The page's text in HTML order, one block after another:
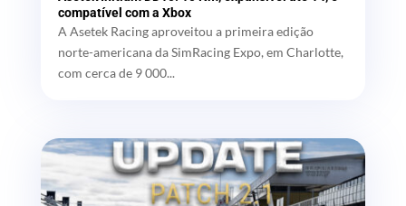
compatível com a Xbox
A Asetek Racing aproveitou a primeira edição
norte-americana da SimRacing Expo, em Charlotte,
com cerca de 9 000...